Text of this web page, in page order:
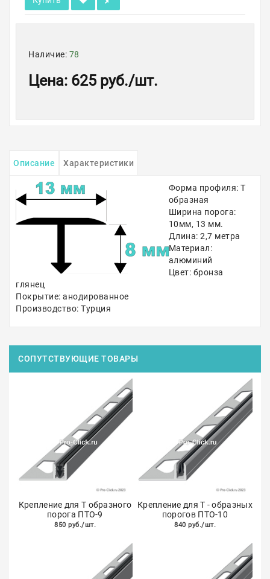
Наличие: 78
Цена: 625 руб./шт.
Описание Характеристики
Форма профиля: Т
образная
Ширина порога:
10мм, 13 мм.
Длина: 2,7 метра
Материал:
алюминий
Цвет: бронза
глянец
Покрытие: анодированное
Производство: Турция
СОПУТСТВУЮЩИЕ ТОВАРЫ
Крепление для Т образного
порога ПТО-9
850 руб./шт.
Крепление для Т - образных
порогов ПТО-10
840 руб./шт.